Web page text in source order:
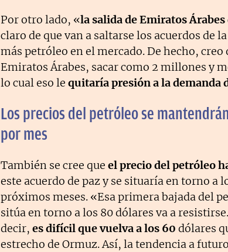
Por otro lado, «la salida de Emiratos Árabes
claro de que van a saltarse los acuerdos de
más petróleo en el mercado. De hecho, creo
Emiratos Árabes, sacar como 2 millones y
lo cual eso le quitaría presión a la demanda
Los precios del petróleo se
por mes
También se cree que el precio del petróleo
este acuerdo de paz y se situaría en torno a
próximos meses. «Esa primera bajada del
sitúa en torno a los 80 dólares va a resistirse.
decir, es difícil que vuelva a los 60 dólares
estrecho de Ormuz. Así, la tendencia a